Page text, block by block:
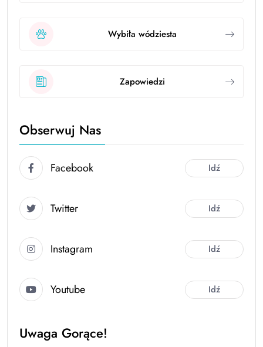
Wybiła wódziesta
Zapowiedzi
Obserwuj Nas
Facebook Idź
Twitter Idź
Instagram Idź
Youtube Idź
Uwaga Gorące!